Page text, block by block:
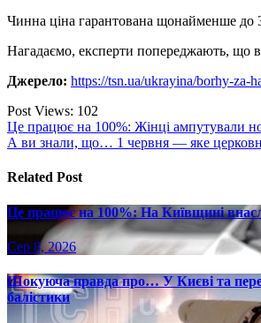
Чинна ціна гарантована щонайменше до
Нагадаємо, експерти попереджають, що
Джерело: https://tsn.ua/ukrayina/borhy-
Post Views: 102
Навігація
записів
Це працює на 100%: Жінці ампутували
А ви знали, що… 1 червня — яке
Related Post
Це працює на 100%: На Київщині
Сер 8, 2026
Шокуюча правда про… У Києві та
балістики